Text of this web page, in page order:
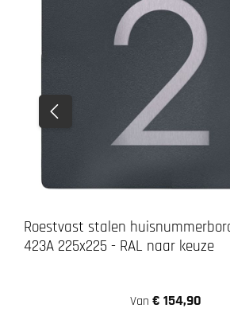
Roestvast stalen
423A 225x225 - RAL naar keuze
Van € 154,90